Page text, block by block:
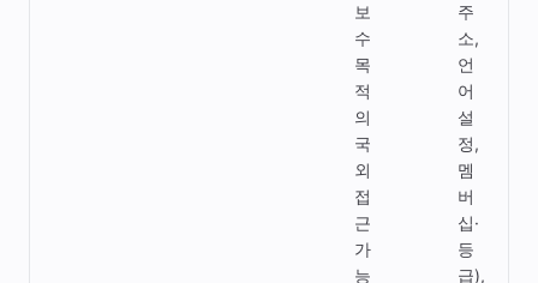
보
수
목
적
의
국
외
접
근
가
능
주
소,
언
어
설
정,
멤
버
십·
등
급),